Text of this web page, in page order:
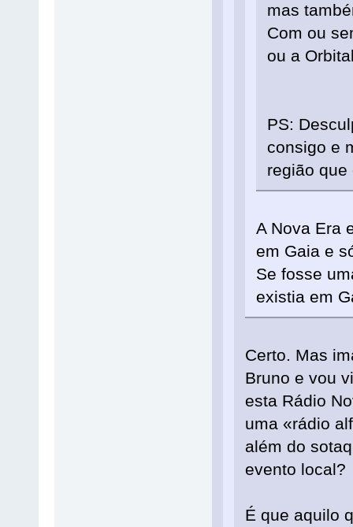
mas
Com ou
ou a
PS:
consigo e
região que
A Nova Era
em Gaia e
Se fosse
existia em
Certo. Mas
Bruno e vou
esta Rádio
uma «rádio
além do
evento local?
É que aquilo